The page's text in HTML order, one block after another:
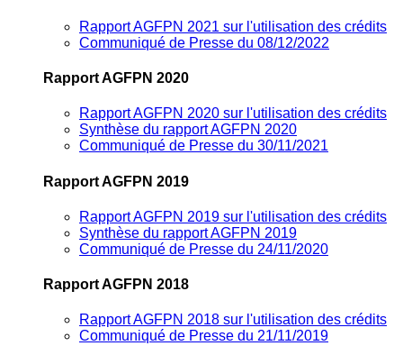
Rapport AGFPN 2021 sur l'utilisation des crédits
Communiqué de Presse du 08/12/2022
Rapport AGFPN 2020
Rapport AGFPN 2020 sur l'utilisation des crédits
Synthèse du rapport AGFPN 2020
Communiqué de Presse du 30/11/2021
Rapport AGFPN 2019
Rapport AGFPN 2019 sur l'utilisation des crédits
Synthèse du rapport AGFPN 2019
Communiqué de Presse du 24/11/2020
Rapport AGFPN 2018
Rapport AGFPN 2018 sur l'utilisation des crédits
Communiqué de Presse du 21/11/2019